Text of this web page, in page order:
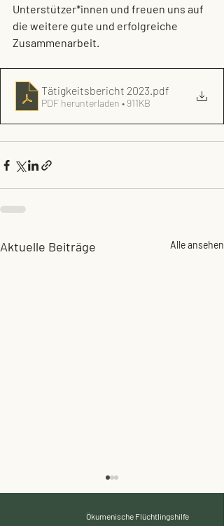
Unterstützer*innen und freuen uns auf
die weitere gute und erfolgreiche
Zusammenarbeit.
Tätigkeitsbericht 2023 .pdf
PDF herunterladen • 911KB
Aktuelle Beiträge Alle ansehen
Ökumenische Flüchtlingshilfe